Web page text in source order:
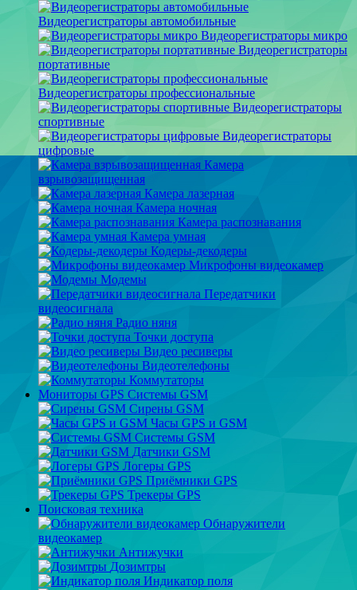
Видеорегистраторы автомобильные
Видеорегистраторы микро
Видеорегистраторы
портативные
Видеорегистраторы профессиональные
Видеорегистраторы
спортивные
Видеорегистраторы
цифровые
Камера
взрывозащищенная
Камера лазерная
Камера ночная
Камера распознавания
Камера умная
Кодеры-декодеры
Микрофоны видеокамер
Модемы
Передатчики
видеосигнала
Радио няня
Точки доступа
Видео ресиверы
Видеотелефоны
Коммутаторы
Мониторы GPS Системы GSM
Сирены GSM
Часы GPS и GSM
Системы GSM
Датчики GSM
Логеры GPS
Приёмники GPS
Трекеры GPS
Поисковая техника
Обнаружители
видеокамер
Антижучки
Дозимтры
Индикатор поля